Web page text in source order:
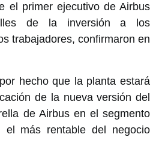
el primer ejecutivo de Airbus
de la inversión a los
trabajadores, confirmaron en
hecho que la planta estará
de la nueva versión del
de Airbus en el segmento
más rentable del negocio